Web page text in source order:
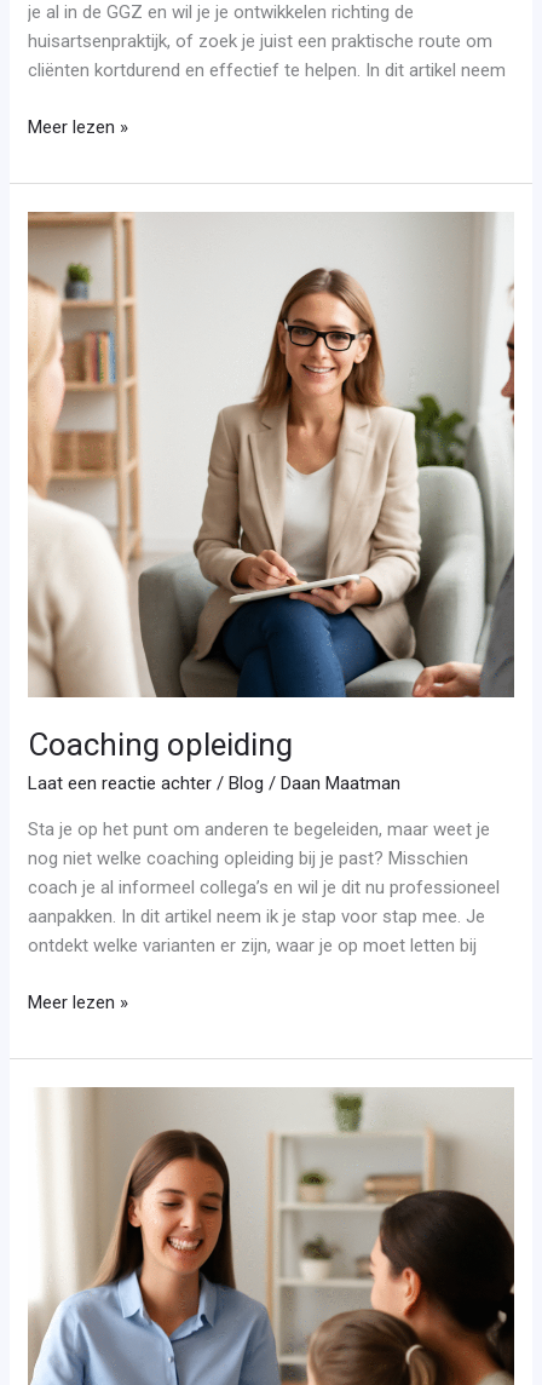
je al in de GGZ en wil je je ontwikkelen richting de
huisartsenpraktijk, of zoek je juist een praktische route om
cliënten kortdurend en effectief te helpen. In dit artikel neem
Meer lezen »
Coaching opleiding
Laat een reactie achter /Blog /Daan Maatman
Sta je op het punt om anderen te begeleiden, maar weet je
nog niet welke coaching opleiding bij je past? Misschien
coach je al informeel collega’s en wil je dit nu professioneel
aanpakken. In dit artikel neem ik je stap voor stap mee. Je
ontdekt welke varianten er zijn, waar je op moet letten bij
Coaching
opleiding
Meer lezen »